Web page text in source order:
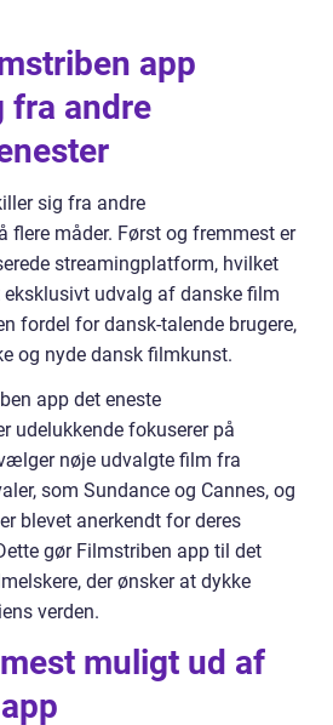
app
fra andre
sig fra andre
flere måder. Først og fremmest er
streamingplatform, hvilket
eksklusivt udvalg af danske film
fordel for dansk-talende brugere,
og nyde dansk filmkunst.
app det eneste
udelukkende fokuserer på
nøje udvalgte film fra
som Sundance og Cannes, og
blevet anerkendt for deres
gør Filmstriben app til det
der ønsker at dykke
verden.
muligt ud af